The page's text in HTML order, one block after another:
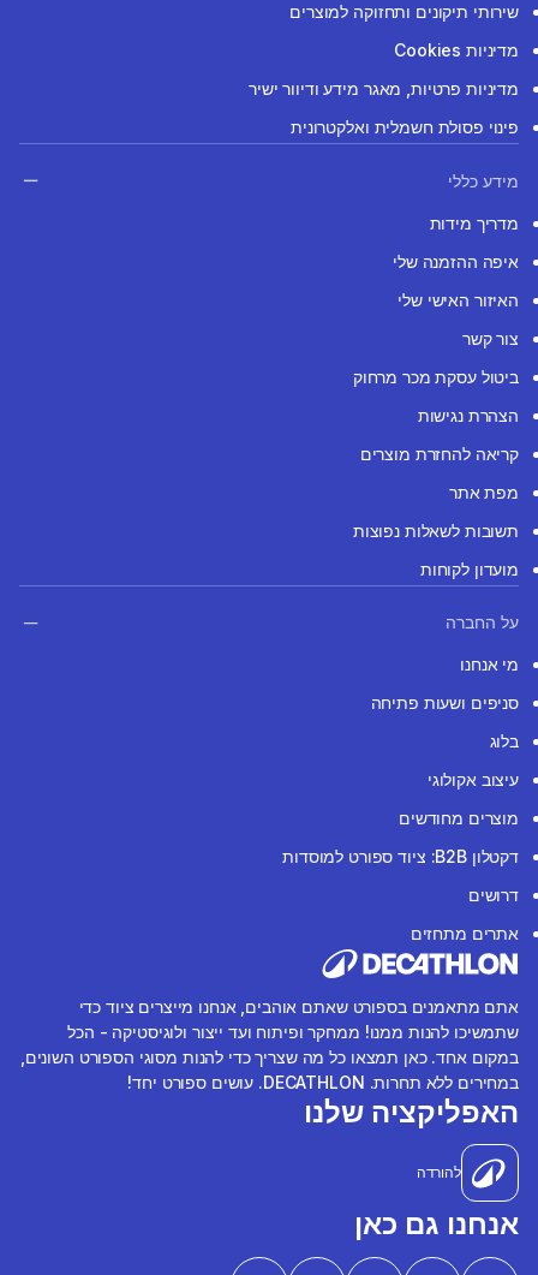
שירותי תיקונים ותחזוקה למוצרים
מדיניות Cookies
מדיניות פרטיות, מאגר מידע ודיוור ישיר
פינוי פסולת חשמלית ואלקטרונית
מידע כללי
מדריך מידות
איפה ההזמנה שלי
האיזור האישי שלי
צור קשר
ביטול עסקת מכר מרחוק
הצהרת נגישות
קריאה להחזרת מוצרים
מפת אתר
תשובות לשאלות נפוצות
מועדון לקוחות
על החברה
מי אנחנו
סניפים ושעות פתיחה
בלוג
עיצוב אקולוגי
מוצרים מחודשים
דקטלון B2B: ציוד ספורט למוסדות
דרושים
אתרים מתחזים
אתם מתאמנים בספורט שאתם אוהבים, אנחנו מייצרים ציוד כדי
שתמשיכו להנות ממנו! ממחקר ופיתוח ועד ייצור ולוגיסטיקה - הכל
במקום אחד. כאן תמצאו כל מה שצריך כדי להנות מסוגי הספורט השונים,
במחירים ללא תחרות. DECATHLON. עושים ספורט יחד!
האפליקציה שלנו
להורדה
אנחנו גם כאן